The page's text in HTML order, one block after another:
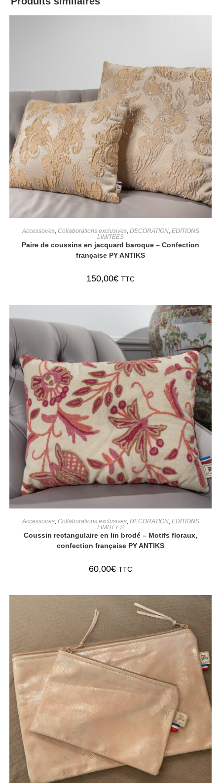
AJOUTER AU PANIER
Accessoires, Collaborations exclusives, DECORATION, EDITIONS
LIMITEES
Paire de coussins en jacquard baroque – Confection
française PY ANTIKS
150,00€ TTC
AJOUTER AU PANIER
Accessoires, Collaborations exclusives, DECORATION, EDITIONS
LIMITEES
Coussin rectangulaire en lin brodé – Motifs floraux,
confection française PY ANTIKS
60,00€ TTC